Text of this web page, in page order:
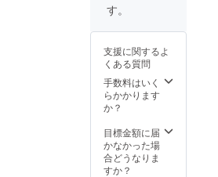
すが、
ネジを
緩めて
円柱の
パーツ
をスラ
せれ
ば、首
の太い
タイプ
す。
支援に関するよ
くある質問
手数料はいく
らかかります
か？
目標金額に届
かなかった場
合どうなりま
すか？